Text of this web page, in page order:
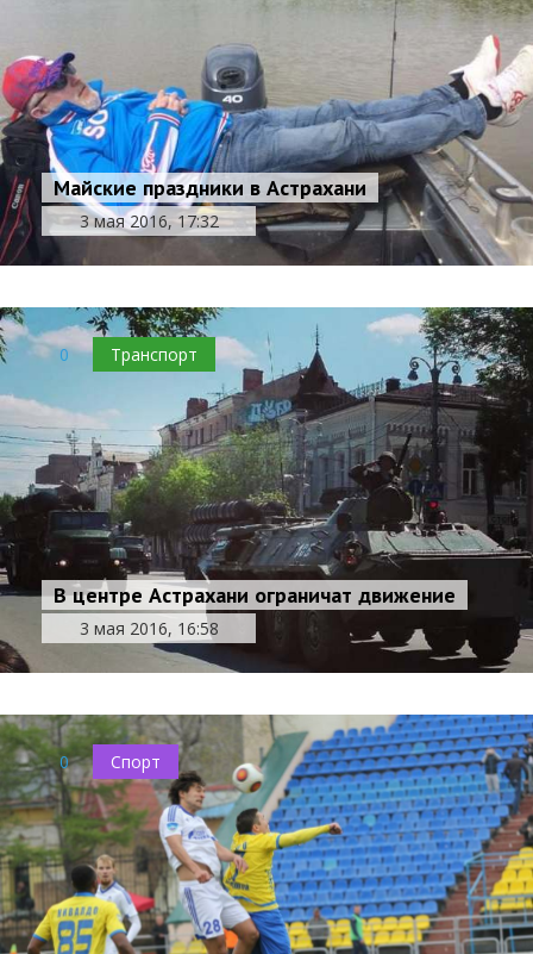
Майские праздники в Астрахани
3 мая 2016, 17:32
0 Транспорт
В центре Астрахани ограничат движение
3 мая 2016, 16:58
0 Спорт